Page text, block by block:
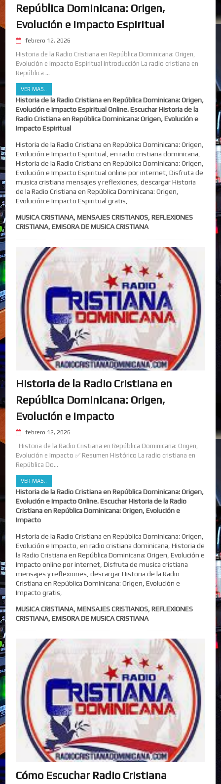
República Dominicana: Origen,
Evolución e Impacto Espiritual
febrero 12, 2026
Historia de la Radio Cristiana en República Dominicana: Origen,
Evolución e Impacto Espiritual Introducción La radio cristiana en
República ...
VER MAS..
Historia de la Radio Cristiana en República Dominicana: Origen,
Evolución e Impacto Espiritual Online. Escuchar Historia de la
Radio Cristiana en República Dominicana: Origen, Evolución e
Impacto Espiritual
Historia de la Radio Cristiana en República Dominicana: Origen,
Evolución e Impacto Espiritual, en radio cristiana dominicana,
Historia de la Radio Cristiana en República Dominicana: Origen,
Evolución e Impacto Espiritual online por internet, Disfruta de
musica cristiana mensajes y reflexiones, descargar Historia
de la Radio Cristiana en República Dominicana: Origen,
Evolución e Impacto Espiritual gratis,
MUSICA CRISTIANA, MENSAJES CRISTIANOS, REFLEXIONES
CRISTIANA, EMISORA DE MUSICA CRISTIANA
Historia de la Radio Cristiana en
República Dominicana: Origen,
Evolución e Impacto
febrero 12, 2026
Historia de la Radio Cristiana en República Dominicana: Origen,
Evolución e Impacto ✅ Resumen Histórico La radio cristiana en
República Do...
VER MAS..
Historia de la Radio Cristiana en República Dominicana: Origen,
Evolución e Impacto Online. Escuchar Historia de la Radio
Cristiana en República Dominicana: Origen, Evolución e
Impacto
Historia de la Radio Cristiana en República Dominicana: Origen,
Evolución e Impacto, en radio cristiana dominicana, Historia de
la Radio Cristiana en República Dominicana: Origen, Evolución e
Impacto online por internet, Disfruta de musica cristiana
mensajes y reflexiones, descargar Historia de la Radio
Cristiana en República Dominicana: Origen, Evolución e
Impacto gratis,
MUSICA CRISTIANA, MENSAJES CRISTIANOS, REFLEXIONES
CRISTIANA, EMISORA DE MUSICA CRISTIANA
Cómo Escuchar Radio Cristiana